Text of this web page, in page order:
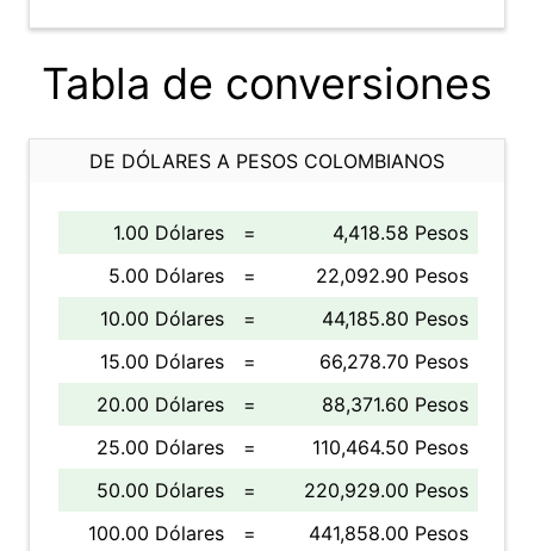
Tabla de conversiones
DE DÓLARES A PESOS COLOMBIANOS
1.00 Dólares =
4,418.58 Pesos
5.00 Dólares
=
22,092.90 Pesos
10.00 Dólares
=
44,185.80 Pesos
15.00 Dólares
=
66,278.70 Pesos
20.00 Dólares
=
88,371.60 Pesos
25.00 Dólares
=
110,464.50 Pesos
50.00 Dólares
=
220,929.00 Pesos
100.00 Dólares
=
441,858.00 Pesos